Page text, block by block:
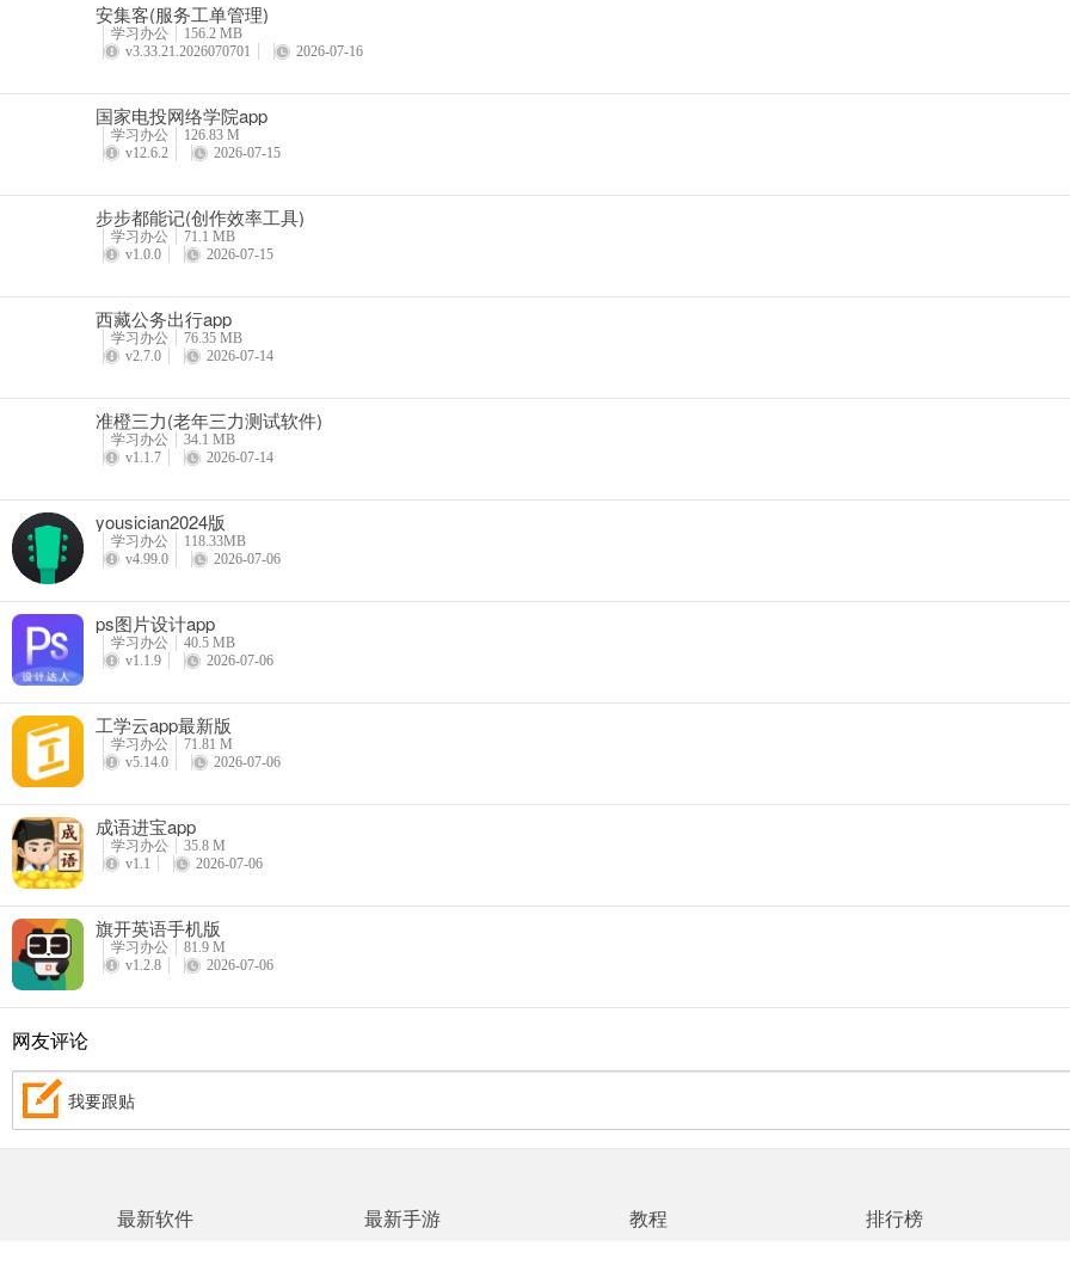
安集客(服务工单管理)
学习办公
156.2 MB
v3.33.21.2026070701
2026-07-16
国家电投网络学院app
学习办公
126.83 M
v12.6.2
2026-07-15
步步都能记(创作效率工具)
学习办公
71.1 MB
v1.0.0
2026-07-15
西藏公务出行app
学习办公
76.35 MB
v2.7.0
2026-07-14
准橙三力(老年三力测试软件)
学习办公
34.1 MB
v1.1.7
2026-07-14
yousician2024版
学习办公
118.33MB
v4.99.0
2026-07-06
ps图片设计app
学习办公
40.5 MB
v1.1.9
2026-07-06
工学云app最新版
学习办公
71.81 M
v5.14.0
2026-07-06
成语进宝app
学习办公
35.8 M
v1.1
2026-07-06
旗开英语手机版
学习办公
81.9 M
v1.2.8
2026-07-06
网友评论
我要跟贴
最新软件 最新手游 教程 排行榜